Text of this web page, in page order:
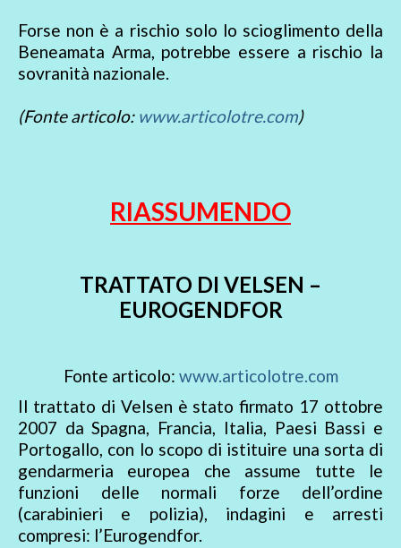
Forse non è a rischio solo lo scioglimento della
Beneamata Arma, potrebbe essere a rischio la
sovranità nazionale.
(Fonte articolo: www.articolotre.com)
RIASSUMENDO
TRATTATO DI VELSEN –
EUROGENDFOR
Fonte articolo: www.articolotre.com
Il trattato di Velsen è stato firmato 17 ottobre
2007 da Spagna, Francia, Italia, Paesi Bassi e
Portogallo, con lo scopo di istituire una sorta di
gendarmeria europea che assume tutte le
funzioni delle normali forze dell’ordine
(carabinieri e polizia), indagini e arresti
compresi: l’Eurogendfor.